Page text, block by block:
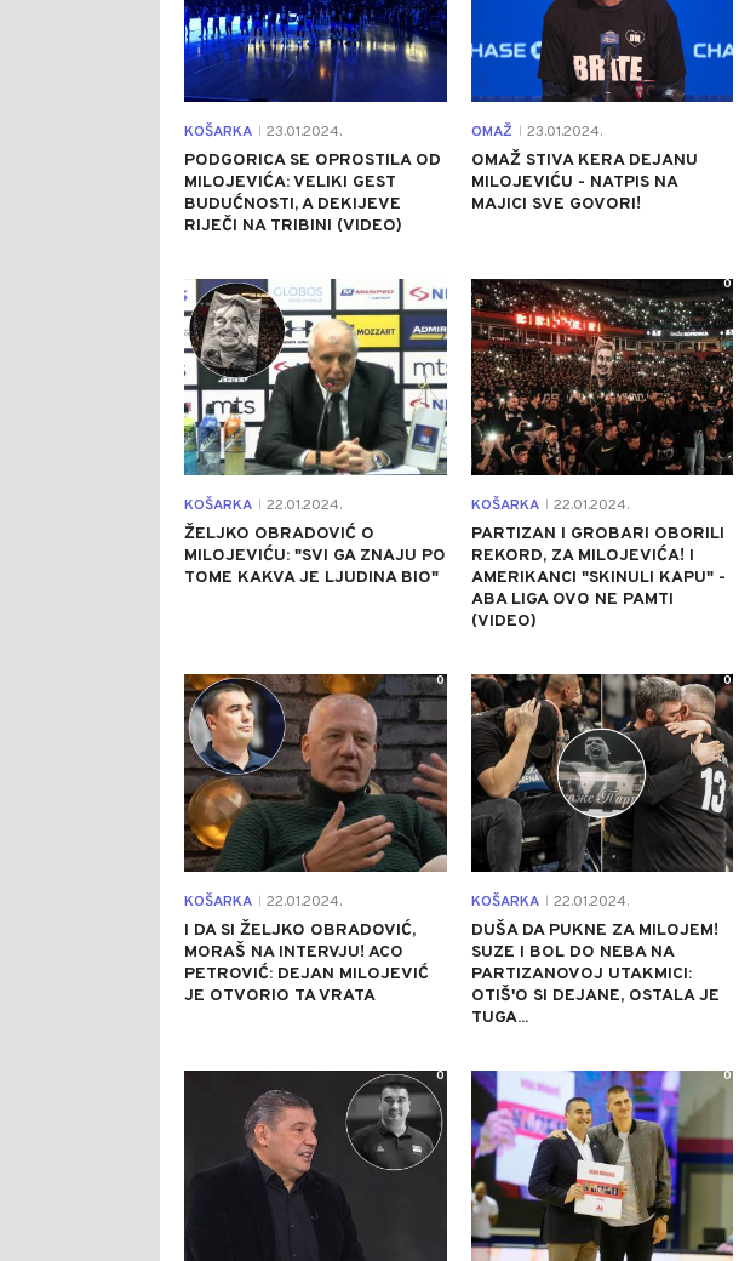
KOŠARKA 23.01.2024.
PODGORICA SE OPROSTILA OD
MILOJEVIĆA: VELIKI GEST
BUDUĆNOSTI, A DEKIJEVE
RIJEČI NA TRIBINI (VIDEO)
OMAŽ 23.01.2024.
OMAŽ STIVA KERA DEJANU
MILOJEVIĆU - NATPIS NA
MAJICI SVE GOVORI!
KOŠARKA 22.01.2024.
ŽELJKO OBRADOVIĆ O
MILOJEVIĆU: "SVI GA ZNAJU PO
TOME KAKVA JE LJUDINA BIO"
0
KOŠARKA 22.01.2024.
PARTIZAN I GROBARI OBORILI
REKORD, ZA MILOJEVIĆA! I
AMERIKANCI "SKINULI KAPU" -
ABA LIGA OVO NE PAMTI
(VIDEO)
0
KOŠARKA 22.01.2024.
I DA SI ŽELJKO OBRADOVIĆ,
MORAŠ NA INTERVJU! ACO
PETROVIĆ: DEJAN MILOJEVIĆ
JE OTVORIO TA VRATA
0
KOŠARKA 22.01.2024.
DUŠA DA PUKNE ZA MILOJEM!
SUZE I BOL DO NEBA NA
PARTIZANOVOJ UTAKMICI:
OTIŠ'O SI DEJANE, OSTALA JE
TUGA...
0
0 0